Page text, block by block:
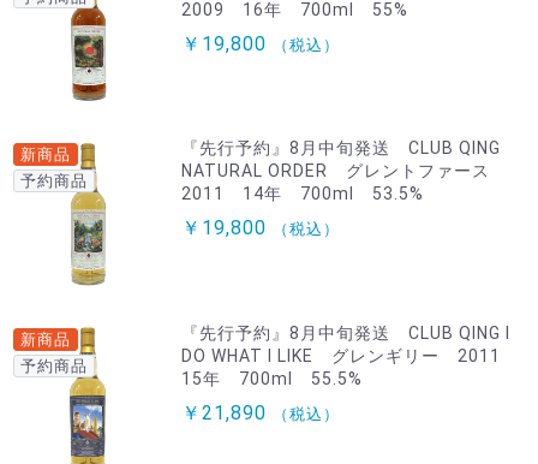
2009 16年 700ml 55%
￥19,800 （税込）
新商品
予約商品
『先行予約』8月中旬発送 CLUB QING
NATURAL ORDER グレントファース
2011 14年 700ml 53.5%
￥19,800 （税込）
新商品
予約商品
『先行予約』8月中旬発送 CLUB QING I
DO WHAT I LIKE グレンギリー 2011
15年 700ml 55.5%
￥21,890 （税込）